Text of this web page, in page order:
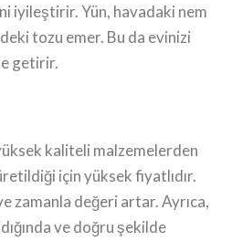
iyileştirir. Yün, havadaki nem
tozu emer. Bu da evinizi
getirir.
kaliteli malzemelerden
için yüksek fiyatlıdır.
zamanla değeri artar. Ayrıca,
ve doğru şekilde